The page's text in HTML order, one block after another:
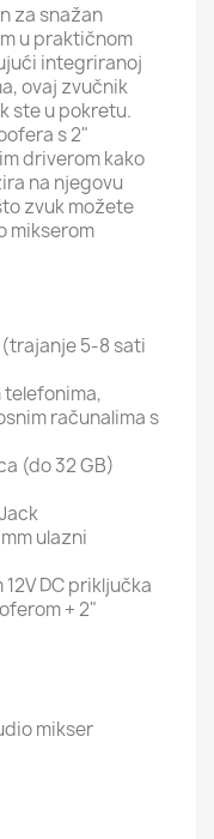
za snažan
u praktičnom
integriranoj
ovaj zvučnik
ste u pokretu.
s 2"
driverom kako
na njegovu
zvuk možete
mikserom
5-8 sati
računalima s
(do 32 GB)
ulazni
DC priključka
+ 2"
mikser